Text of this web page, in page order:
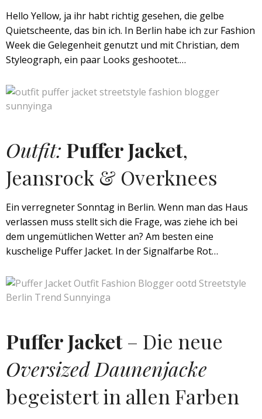
Hello Yellow, ja ihr habt richtig gesehen, die gelbe
Quietscheente, das bin ich. In Berlin habe ich zur Fashion
Week die Gelegenheit genutzt und mit Christian, dem
Styleograph, ein paar Looks geshootet.…
Outfit:Puffer Jacket,
Jeansrock & Overknees
Ein verregneter Sonntag in Berlin. Wenn man das Haus
verlassen muss stellt sich die Frage, was ziehe ich bei
dem ungemütlichen Wetter an? Am besten eine
kuschelige Puffer Jacket. In der Signalfarbe Rot…
Puffer Jacket– Die neue
Oversized Daunenjacke
begeistert in allen Farben